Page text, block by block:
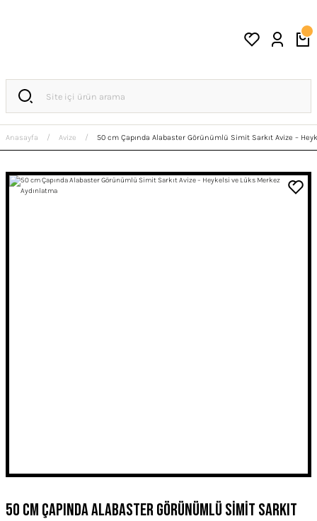
Anasayfa Avize 50 cm Çapında Alabaster Görünümlü Simit Sarkıt Avize –
50 cm Çapında Alabaster Görünümlü Simit Sarkıt